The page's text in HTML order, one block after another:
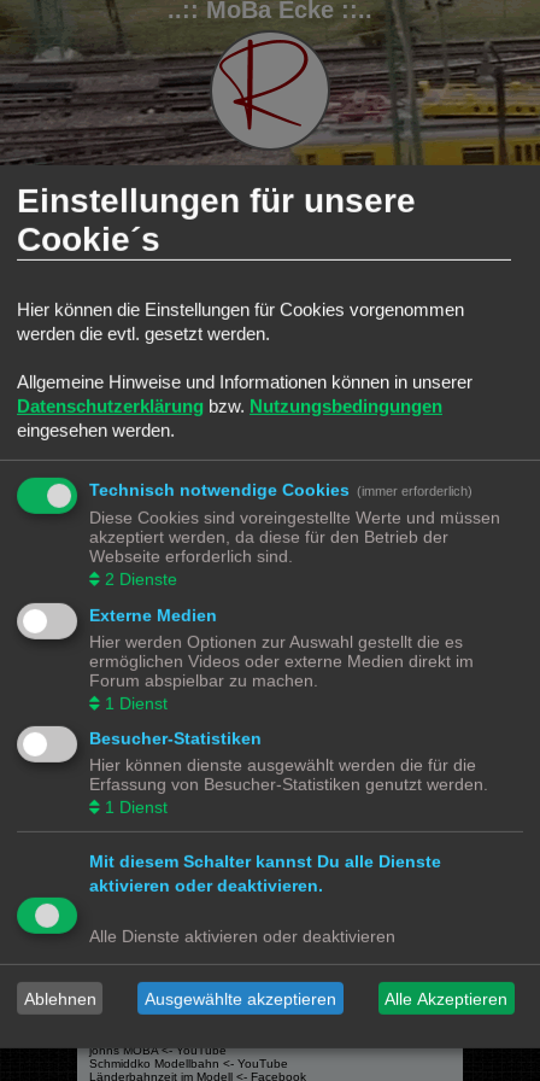
..:: MoBa Ecke ::..
FAQ
Kleinanzeigen
Angebote
Alles was ihr gerne verkaufen möchtet
Themen:
Suche
Hinweise
Ihr hab einen Hinweis auf Angebote oder Gelegenheiten?
Themen: 4
Modellbahnforum Forum Alle Zeiten sindUTC+02:00
Powered byphpBB® Forum Software © phpBB Limited
Deutsche Übersetzung durch
Webseiten
Von Klockenstedt über Bürenwerder nach Klingsiel
Bimm MOBA TV <- YouTube
@tramspotters <- Instagram
johns MOBA <- YouTube
Schmiddko Modellbahn <- YouTube
Länderbahnzeit im Modell <- Facebook
Einstellungen für unsere
Cookie´s
Hier können die Einstellungen für Cookies vorgenommen
werden die evtl. gesetzt werden.
Allgemeine Hinweise und Informationen können in unserer
Datenschutzerklärung bzw. Nutzungsbedingungen
eingesehen werden.
Technisch notwendige Cookies (immer erforderlich)
Diese Cookies sind voreingestellte Werte und müssen
akzeptiert werden, da diese für den Betrieb der
Webseite erforderlich sind.
2 Dienste
Externe Medien
Hier werden Optionen zur Auswahl gestellt die es
ermöglichen Videos oder externe Medien direkt im
Forum abspielbar zu machen.
1 Dienst
Besucher-Statistiken
Hier können dienste ausgewählt werden die für die
Erfassung von Besucher-Statistiken genutzt werden.
1 Dienst
Mit diesem Schalter kannst Du alle Dienste
aktivieren oder deaktivieren.
Alle Dienste aktivieren oder deaktivieren
Ablehnen Ausgewählte akzeptieren Alle Akzeptieren